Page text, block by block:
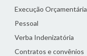
Execução Orçamentária
Pessoal
Verba Indenizatória
Contratos e convênios